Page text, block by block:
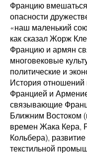
Францию
опасности
«наш маленький
как сказал Жорж
Францию и армян
многовековые
политические и
История
Францией и
связывающие
Ближним Востоком
времен Жака Кера,
Кольбера),
текстильной